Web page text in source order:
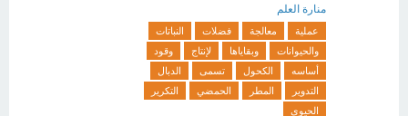
منارة العلم
عملية معالجة فضلات
النباتات
والحيوانات
وبقاياها لإنتاج
وقود
أساسه
الكحول تسمى
الدبال
التدوير
المطر الحمضي
التكرير
الحيوي